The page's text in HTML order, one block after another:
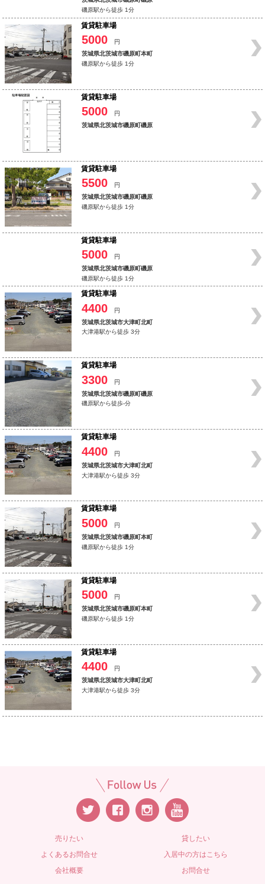
磯原駅から徒歩 1分
賃貸駐車場
5000
円
茨城県北茨城市磯原町本町
磯原駅から徒歩 1分
賃貸駐車場
5000
円
茨城県北茨城市磯原町磯原
賃貸駐車場
5500
円
茨城県北茨城市磯原町磯原
磯原駅から徒歩 1分
賃貸駐車場
5000
円
茨城県北茨城市磯原町磯原
磯原駅から徒歩 1分
賃貸駐車場
4400
円
茨城県北茨城市大津町北町
大津港駅から徒歩 3分
賃貸駐車場
3300
円
茨城県北茨城市磯原町磯原
磯原駅から徒歩-分
賃貸駐車場
4400
円
茨城県北茨城市大津町北町
大津港駅から徒歩 3分
賃貸駐車場
5000
円
茨城県北茨城市磯原町本町
磯原駅から徒歩 1分
賃貸駐車場
5000
円
茨城県北茨城市磯原町本町
磯原駅から徒歩 1分
賃貸駐車場
4400
円
茨城県北茨城市大津町北町
大津港駅から徒歩 3分
売りたい
貸したい
よくあるお問合せ
入居中の方はこちら
会社概要
お問合せ